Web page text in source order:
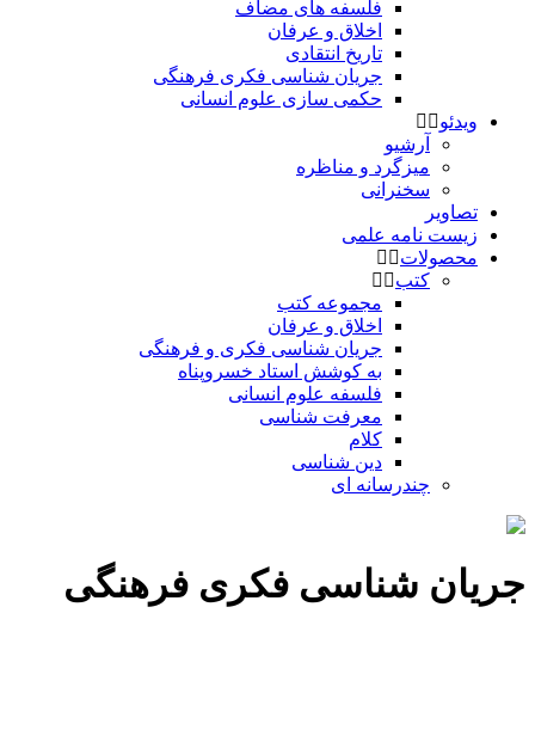
فلسفه های مضاف
اخلاق و عرفان
تاریخ انتقادی
جریان شناسی فکری فرهنگی
حکمی سازی علوم انسانی
ویدئو
آرشیو
میزگرد و مناظره
سخنرانی
تصاویر
زیست نامه علمی
محصولات
کتب
مجموعه کتب
اخلاق و عرفان
جریان شناسی فکری و فرهنگی
به کوشش استاد خسروپناه
فلسفه علوم انسانی
معرفت شناسی
کلام
دین شناسی
چندرسانه ای
جریان شناسی فکری فرهنگی